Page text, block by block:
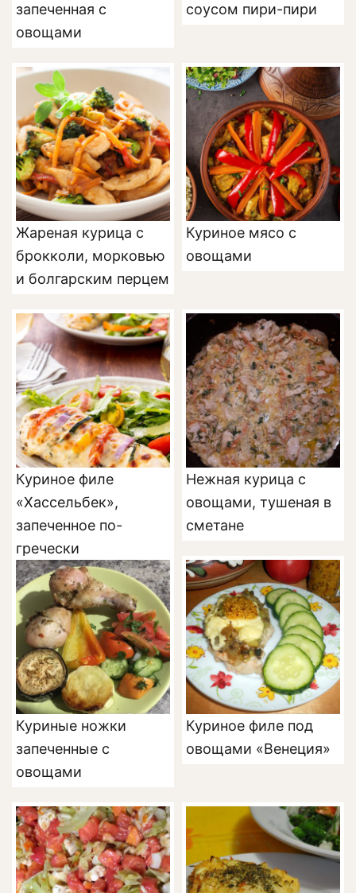
запеченная с
овощами
соусом пири-пири
Жареная курица с
брокколи, морковью
и болгарским перцем
Куриное мясо с
овощами
Куриное филе
«Хассельбек»,
запеченное по-
гречески
Нежная курица с
овощами, тушеная в
сметане
Куриные ножки
запеченные с
овощами
Куриное филе под
овощами «Венеция»